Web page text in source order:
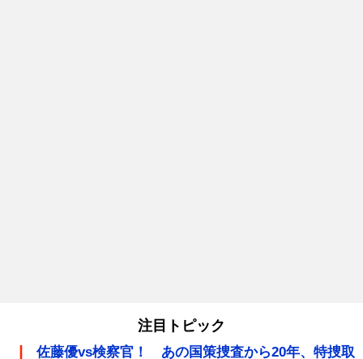
注目トピック
佐藤優vs検察官！ あの国策捜査から20年、特捜取